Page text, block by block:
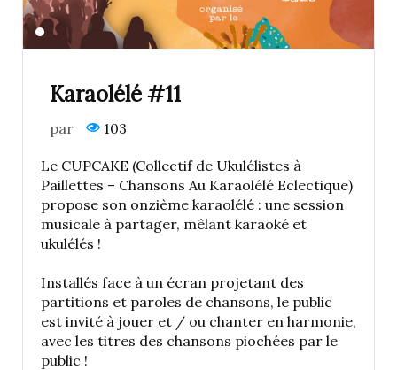
Karaolélé #11
par 103
Le CUPCAKE (Collectif de Ukulélistes à
Paillettes – Chansons Au Karaolélé Eclectique)
propose son onzième karaolélé : une session
musicale à partager, mêlant karaoké et
ukulélés !
Installés face à un écran projetant des
partitions et paroles de chansons, le public
est invité à jouer et / ou chanter en harmonie,
avec les titres des chansons piochées par le
public !